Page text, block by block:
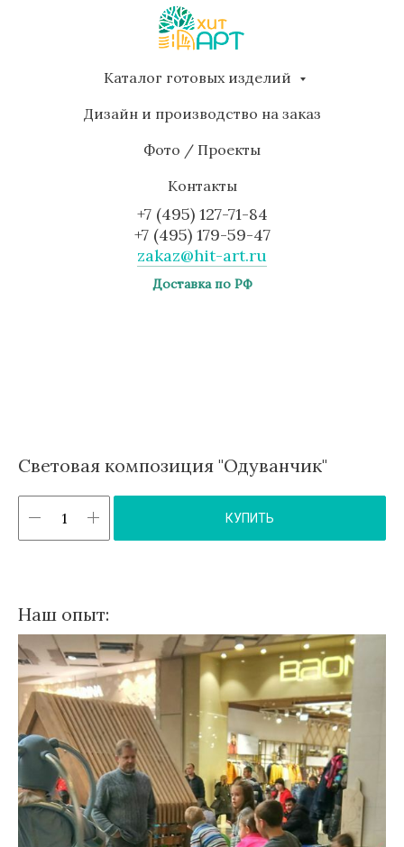
Каталог готовых изделий
Дизайн и производство на заказ
Фото / Проекты
Контакты
+7 (495) 127-71-84
+7 (495) 179-59-47
zakaz@hit-art.ru
Доставка по РФ
Световая композиция "Одуванчик"
КУПИТЬ
Наш опыт: